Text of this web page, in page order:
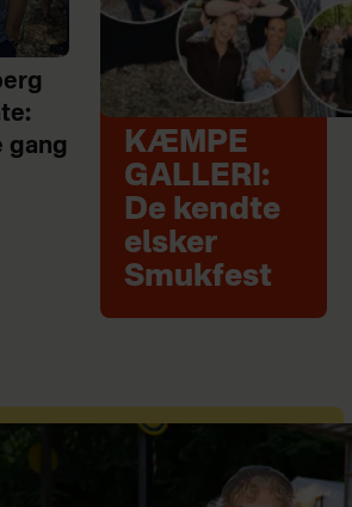
gang
KÆMPE
GALLERI:
De kendte
elsker
Smukfest